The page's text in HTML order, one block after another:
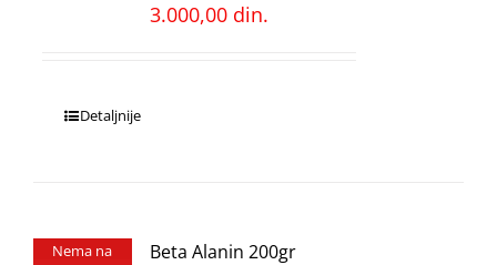
3.000,00 din.
Detaljnije
Nema na
Beta Alanin 200gr